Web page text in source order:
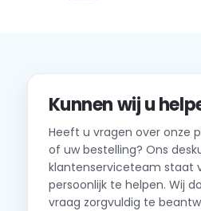
Kunnen wij u
Heeft u vragen over onze
of uw bestelling? Ons
klantenserviceteam staat
persoonlijk te helpen. Wij
vraag zorgvuldig te